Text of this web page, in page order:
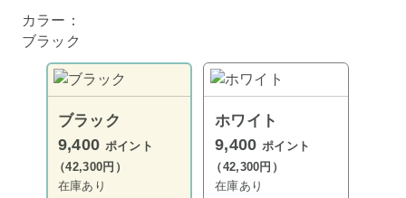
カラー：
ブラック
ブラック
9,400 ポイント
（42,300円）
在庫あり
ホワイト
9,400 ポイント
（42,300円）
在庫あり